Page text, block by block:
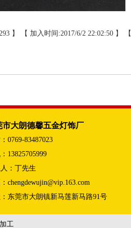
】 【 加入时间:2017/6/2 22:02:50 】 【
市大朗德馨五金灯饰厂
0769-83487023
13825705999
：丁先生
chengdewujin@vip.163.com
东莞市大朗镇新马莲新马路91号
工